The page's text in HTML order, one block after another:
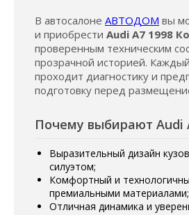
В автосалоне АВТОДОМ вы
и приобрести Audi A7 1998
проверенным техническим
прозрачной историей.
проходит диагностику и
подготовку перед
Почему выбирают Audi
Выразительный дизайн
силуэтом;
Комфортный и
премиальными материалами;
Отличная динамика и